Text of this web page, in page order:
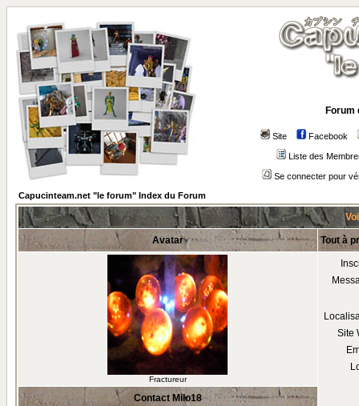
Forum
Site Facebook
Liste des
Se connecter pour
Capucinteam.net "le forum" Index du Forum
Avatar Tout à
Fractureur
Site
Contact Milo18